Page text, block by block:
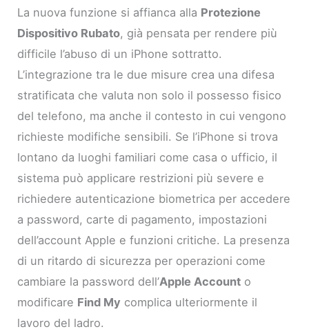
La nuova funzione si affianca alla Protezione
Dispositivo Rubato, già pensata per rendere più
difficile l’abuso di un iPhone sottratto.
L’integrazione tra le due misure crea una difesa
stratificata che valuta non solo il possesso fisico
del telefono, ma anche il contesto in cui vengono
richieste modifiche sensibili. Se l’iPhone si trova
lontano da luoghi familiari come casa o ufficio, il
sistema può applicare restrizioni più severe e
richiedere autenticazione biometrica per accedere
a password, carte di pagamento, impostazioni
dell’account Apple e funzioni critiche. La presenza
di un ritardo di sicurezza per operazioni come
cambiare la password dell’Apple Account o
modificare Find My complica ulteriormente il
lavoro del ladro.